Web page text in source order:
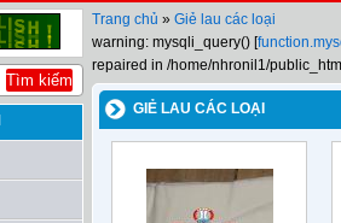
Trang chủ » Giẻ lau các loại
warning: mysqli_query() [
repaired in /home/nhronil1/
GIẺ LAU CÁC LOẠI